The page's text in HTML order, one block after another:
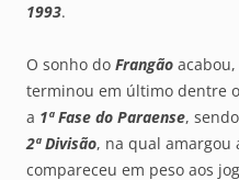
1993.
O sonho do Frangão
terminou em último dentre
a 1ª Fase do Paraense,
2ª Divisão, na qual amargou
compareceu em peso aos